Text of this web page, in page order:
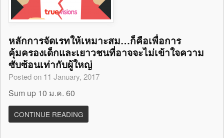
หลักการจัดเรทให้เหมาะสม…ก็คือเพื่อการ
คุ้มครองเด็กและเยาวชนที่อาจจะไม่เข้าใจความ
ซับซ้อนเท่ากับผู้ใหญ่
Posted on 11 January, 2017
Sum up 10 ม.ค. 60
CONTINUE READING